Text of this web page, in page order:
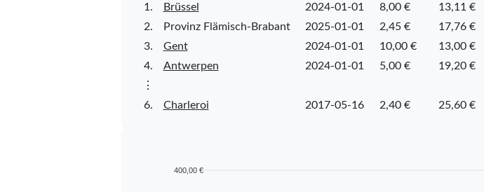
1.
Brüssel 2024-01-01 8,00 € 13,11 €
2.
Provinz Flämisch-Brabant 2025-01-01 2,45 € 17,76 €
3.
Gent 2024-01-01 10,00 € 13,00 €
4.
Antwerpen 2024-01-01 5,00 € 19,20 €
⋮
6.
Charleroi 2017-05-16 2,40 € 25,60 €
400,00 €